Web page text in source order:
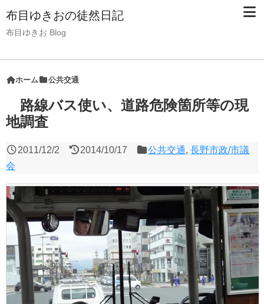
布目ゆきおの徒然日記
布目ゆきお Blog
ホーム 公共交通
路線バス使い、道路危険箇所等の現
地調査
2011/12/2 2014/10/17 公共交通,長野市政/市議
会